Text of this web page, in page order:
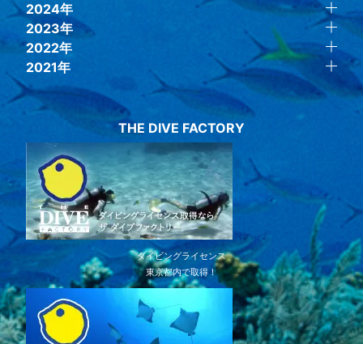
2024年
2023年
2022年
2021年
THE DIVE FACTORY
ダイビングライセンス
東京都内で取得！